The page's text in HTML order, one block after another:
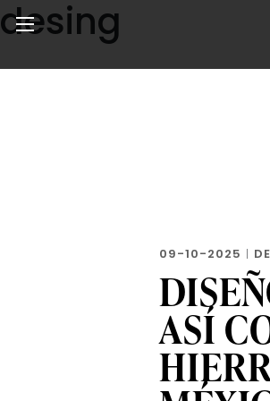
Skip
to
content
Noticias de negocios, innovación,
desing
09-10-2025 |
ASÍ